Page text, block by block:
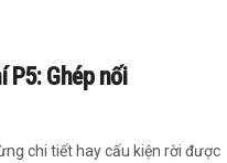
P5: Ghép nối
chi tiết hay cấu kiện rời được